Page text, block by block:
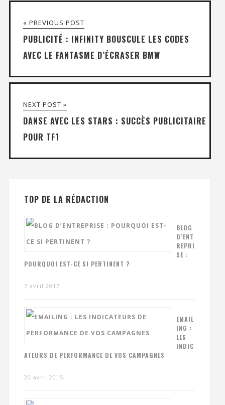
« PREVIOUS POST
PUBLICITÉ : INFINITY BOUSCULE LES CODES
AVEC LE FANTASME D’ÉCRASER BMW
NEXT POST »
DANSE AVEC LES STARS : SUCCÈS PUBLICITAIRE
POUR TF1
TOP DE LA RÉDACTION
BLOG
D’ENT
REPRI
SE :
POURQUOI EST-CE SI PERTINENT ?
7 avril 2017
EMAIL
ING :
LES
INDIC
ATEURS DE PERFORMANCE DE VOS CAMPAGNES
20 avril 2015